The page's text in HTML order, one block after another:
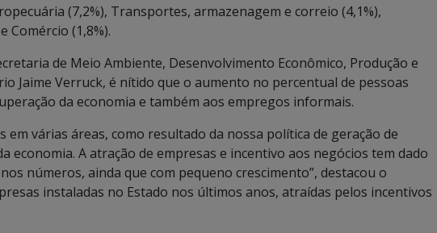
(7,2%), Transportes, armazenagem e correio (4,1%),
Comércio (1,8%).
de Meio Ambiente, Desenvolvimento Econômico, Produção e
Jaime Verruck, é nítido que o aumento no percentual de pessoas
da economia e também aos empregos informais.
em várias áreas, como resultado da nossa política de geração de
economia. A atração de empresas e incentivo aos negócios tem dado
números, ainda que com pequeno crescimento”, destacou o
instaladas no Estado nos últimos anos, atraídas pelos incentivos